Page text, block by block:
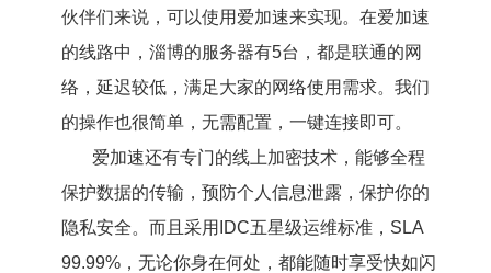
伙伴们来说，可以使用爱加速来实现。在爱加速
的线路中，淄博的服务器有5台，都是联通的网
络，延迟较低，满足大家的网络使用需求。我们
的操作也很简单，无需配置，一键连接即可。
爱加速还有专门的线上加密技术，能够全程
保护数据的传输，预防个人信息泄露，保护你的
隐私安全。而且采用IDC五星级运维标准，SLA
99.99%，无论你身在何处，都能随时享受快如闪